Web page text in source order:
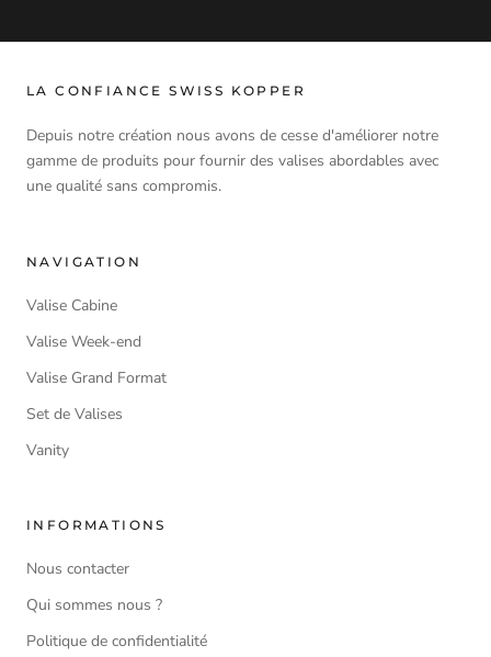
LA CONFIANCE SWISS KOPPER
Depuis notre création nous avons de cesse d'améliorer notre
gamme de produits pour fournir des valises abordables avec
une qualité sans compromis.
NAVIGATION
Valise Cabine
Valise Week-end
Valise Grand Format
Set de Valises
Vanity
INFORMATIONS
Nous contacter
Qui sommes nous ?
Politique de confidentialité